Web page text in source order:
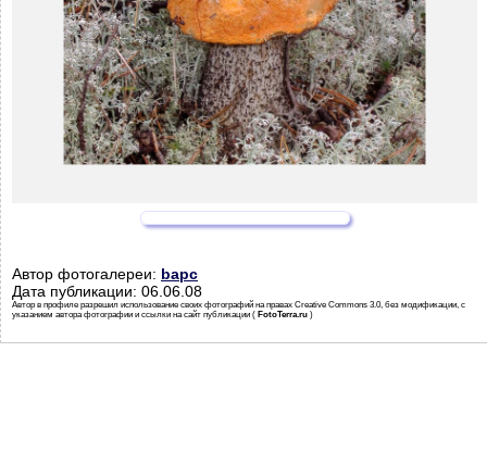
Автор фотогалереи: bapc
Дата публикации: 06.06.08
Автор в профиле разрешил использование своих фотографий на правах Creative Commons 3.0, без модификации, с
указанием автора фотографии и ссылки на сайт публикации ( FotoTerra.ru )